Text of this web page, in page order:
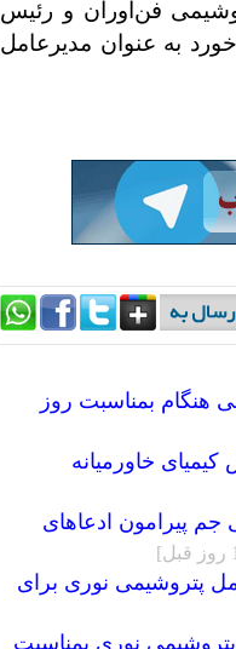
فن‌آوران و رئیس
به عنوان مدیرعامل
هنگام بمناسبت روز
خاورمیانه
پیرامون ادعاهای
پتروشیمی نوری برای
نوری بمناسبت